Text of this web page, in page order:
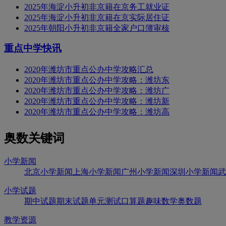
2025年海淀小升初非京籍在京务工就业证
2025年海淀小升初非京籍在京实际居住证
2025年朝阳小升初非京籍全家户口簿审核
重点中学快讯
2020年潍坊市重点公办中学攻略汇总
2020年潍坊市重点公办中学攻略：潍坊东
2020年潍坊市重点公办中学攻略：潍坊广
2020年潍坊市重点公办中学攻略：潍坊新
2020年潍坊市重点公办中学攻略：潍坊高
奥数关键词
小学新闻
北京小学新闻
上海小学新闻 广州小学新闻深圳小学新闻
小学试题
期中试题期末试题单元测试口算题趣味数学奥数题
教学资源